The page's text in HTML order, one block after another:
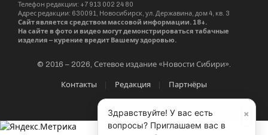
Телефон редакции: +7 913 002 24 80
Адрес редакции: 630091, Новосибирск, ул. Державина, дом 4, кв. 3
Сайт является средством массовой информации. 18+.
На сайте в фото и видео могут демонстрироваться табачные
изделия – курение вредит Вашему здоровью.
© 2016 – 2026, Сетевое издание «Новости Сибири».
Контакты Редакция Партнёры
×
Здравствуйте! У вас есть
вопросы? Приглашаем вас в